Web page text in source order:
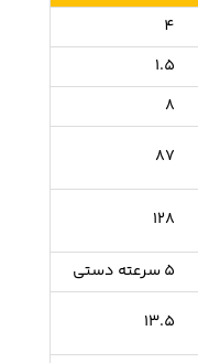
4
1.5
8
87
128
5 سرعته‌ دستی
13.5